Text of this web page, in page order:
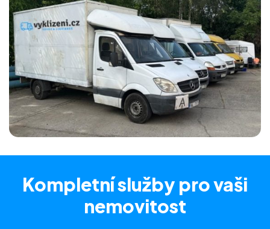
Kompletní služby pro vaši
nemovitost